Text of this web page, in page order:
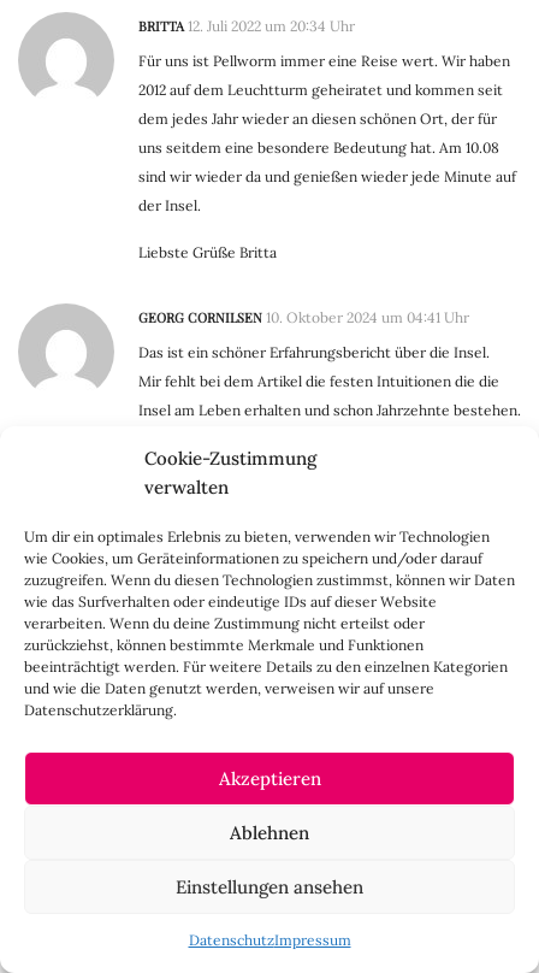
Cookie-Zustimmung
verwalten
Um dir ein optimales Erlebnis zu bieten, verwenden wir Technologien
wie Cookies, um Geräteinformationen zu speichern und/oder darauf
zuzugreifen. Wenn du diesen Technologien zustimmst, können wir Daten
wie das Surfverhalten oder eindeutige IDs auf dieser Website
verarbeiten. Wenn du deine Zustimmung nicht erteilst oder
zurückziehst, können bestimmte Merkmale und Funktionen
beeinträchtigt werden. Für weitere Details zu den einzelnen Kategorien
und wie die Daten genutzt werden, verweisen wir auf unsere
Datenschutzerklärung.
Akzeptieren
Ablehnen
Einstellungen ansehen
DatenschutzImpressum
BRITTA 12. Juli 2022 um 20:34 Uhr
Für uns ist Pellworm immer eine Reise wert. Wir haben
2012 auf dem Leuchtturm geheiratet und kommen seit
dem jedes Jahr wieder an diesen schönen Ort, der für
uns seitdem eine besondere Bedeutung hat. Am 10.08
sind wir wieder da und genießen wieder jede Minute auf
der Insel.
Liebste Grüße Britta
GEORG CORNILSEN 10. Oktober 2024 um 04:41 Uhr
Das ist ein schöner Erfahrungsbericht über die Insel.
Mir fehlt bei dem Artikel die festen Intuitionen die die
Insel am Leben erhalten und schon Jahrzehnte bestehen.
kann. Was sehr Schade ist das es jetzt schon Läden nicht
mehr gibt die im Bericht erwähnt worden sind.
konnten. Jemand der eine gute Idee gehabt hat aber
nicht durchgerechnet hat ob es klappt. Dies wird dann
hoch gelobt und ist später nicht mehr zu finden.
Ärgerlich für den Leser der es erleben möchte, der Insel
die es nicht mehr bietet und die Schreiberin deren
Artikel nicht mehr aktuell ist.
10. Oktober 2024 um 08:03 Uhr
feste Institutionen ergänzen! Ich kann natürlich nur das
empfehlen, was wir auf unserer Reise erlebt und für gut